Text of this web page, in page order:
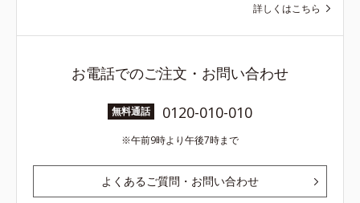
詳しくはこちら
お電話でのご注文・お問い合わせ
無料通話 0120-010-010
午前9時より午後7時まで
よくあるご質問・お問い合わせ